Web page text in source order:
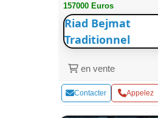
157000 Euros
Riad Bejmat
Traditionnel
en vente
Contacter Appelez